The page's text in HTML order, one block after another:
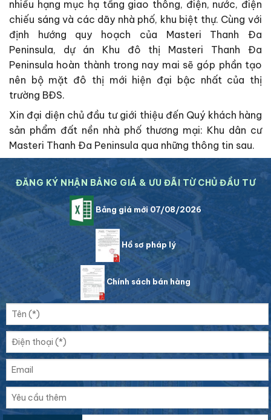
nhiều hạng mục hạ tầng giao thông, điện, nước, điện
chiếu sáng và các dãy nhà phố, khu biệt thự. Cùng với
định hướng quy hoạch của Masteri Thanh Đa
Peninsula, dự án Khu đô thị Masteri Thanh Đa
Peninsula hoàn thành trong nay mai sẽ góp phần tạo
nên bộ mặt đô thị mới hiện đại bậc nhất của thị
trường BĐS.
Xin đại diện chủ đầu tư giới thiệu đến Quý khách hàng
sản phẩm đất nền nhà phố thương mại: Khu dân cư
Masteri Thanh Đa Peninsula qua những thông tin sau.
ĐĂNG KÝ NHẬN BẢNG GIÁ & ƯU ĐÃI TỪ CHỦ ĐẦU TƯ
Bảng giá mới 07/08/2026
Hồ sơ pháp lý
Chính sách bán hàng